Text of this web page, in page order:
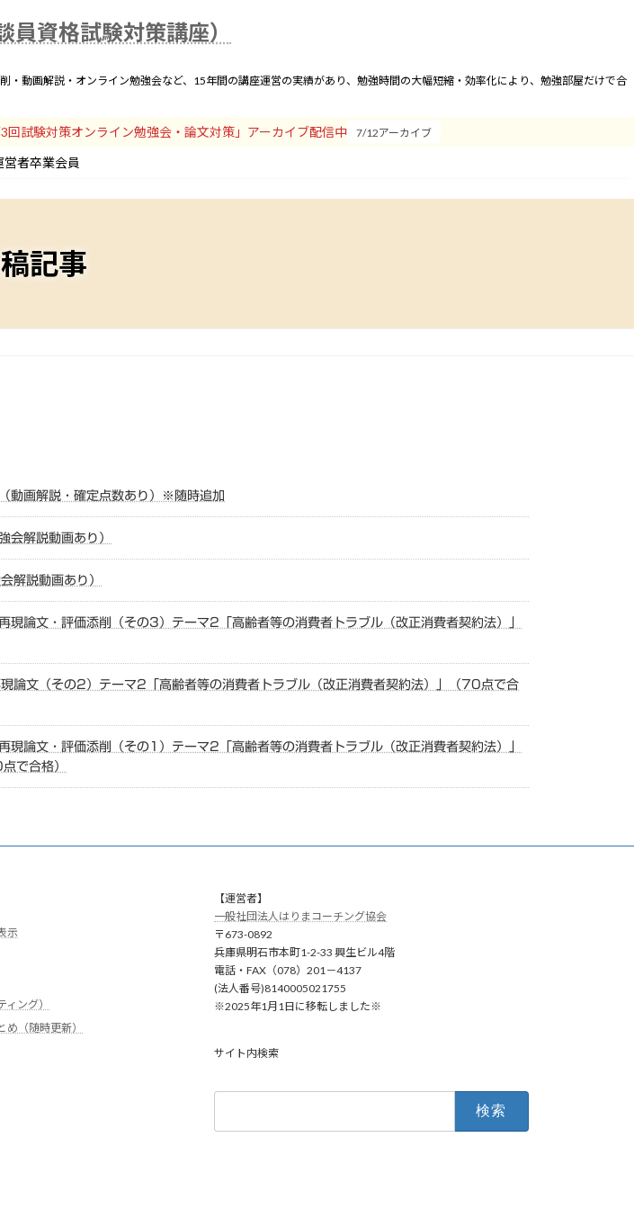
資格試験対策講座）
動画解説・オンライン勉強会など、15年間の講座運営の実績があり、勉強時間の大幅短縮・効率化により、勉強部屋だけで合
試験対策オンライン勉強会・論文対策」アーカイブ配信中 7/12アーカイブ
営者卒業会員
記事
画解説・確定点数あり）※随時追加
解説動画あり）
説動画あり）
文・評価添削（その3）テーマ2「高齢者等の消費者トラブル（改正消費者契約法）」
文（その2）テーマ2「高齢者等の消費者トラブル（改正消費者契約法）」（70点で合
文・評価添削（その1）テーマ2「高齢者等の消費者トラブル（改正消費者契約法）」
で合格）
示
ング）
（随時更新）
【運営者】
一般社団法人はりまコーチング協会
〒673-0892
兵庫県明石市本町1-2-33 興生ビル4階
電話・FAX（078）201－4137
(法人番号)8140005021755
※2025年1月1日に移転しました※
サイト内検索